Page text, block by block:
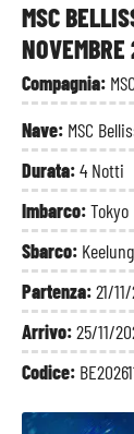
MSC
Compagnia:
Nave: MSC
Durata:4 Notti
Imbarco:Tokyo
Sbarco: Keelung
Partenza:21/
Arrivo:25/11/
Codice: